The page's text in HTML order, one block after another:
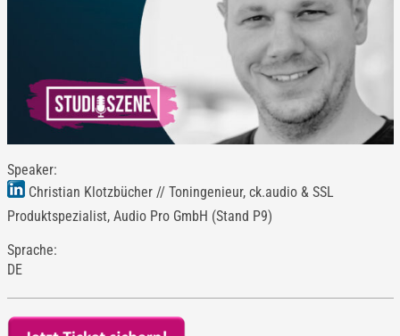
Speaker:
Christian Klotzbücher // Toningenieur, ck.audio & SSL
Produktspezialist, Audio Pro GmbH (Stand P9)
Sprache:
DE